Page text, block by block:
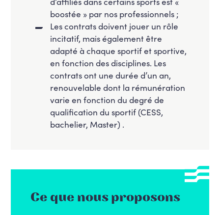
boostée » par nos professionnels ;
Les contrats doivent jouer un rôle
incitatif, mais également être
adapté à chaque sportif et sportive,
en fonction des disciplines. Les
contrats ont une durée d’un an,
renouvelable dont la rémunération
varie en fonction du degré de
qualification du sportif (CESS,
bachelier, Master) .
Ce que nous proposons